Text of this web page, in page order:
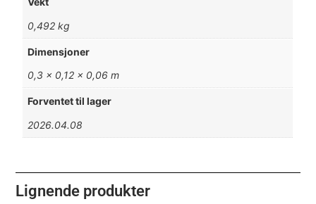
0,492 kg
Dimensjoner
0,3 × 0,12 × 0,06 m
Forventet til lager
2026.04.08
Lignende produkter